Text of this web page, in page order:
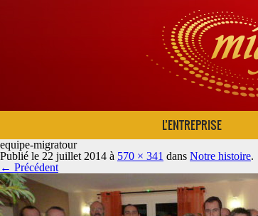
L’ENTREPRISE
equipe-migratour
Publié le 22 juillet 2014 à 570 × 341 dans Notre histoire.
← Précédent